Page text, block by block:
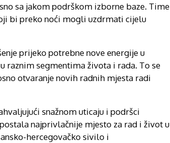
sa jakom podrškom izborne baze. Time
bi preko noći mogli uzdrmati cijelu
prijeko potrebne nove energije u
raznim segmentima života i rada. To se
otvaranje novih radnih mjesta radi
snažnom uticaju i podršci
najprivlačnije mjesto za rad i život u
hercegovačko sivilo i